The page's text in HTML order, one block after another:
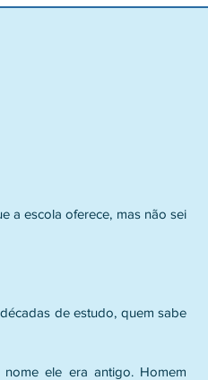
a escola oferece, mas não sei
de estudo, quem sabe
ele era antigo. Homem